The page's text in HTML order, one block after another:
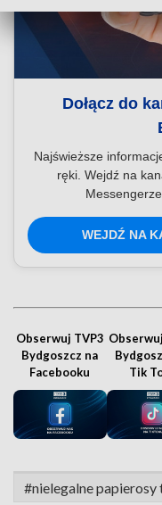
Dołącz do
Najświeższe
ręki. Wejdź na
WEJDŹ NA
Obserwuj TVP3
Bydgoszcz na
Facebooku
Tik
#nielegalne papierosy